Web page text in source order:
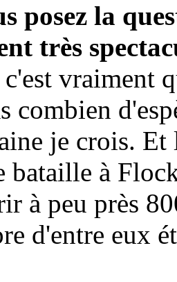
posez la
très
vraiment
combien
je crois. Et
bataille à
à peu près
d'entre eux